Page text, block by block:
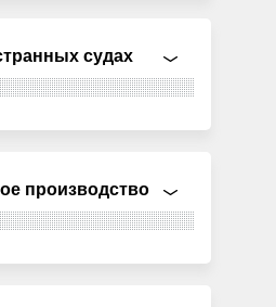
судах
производство